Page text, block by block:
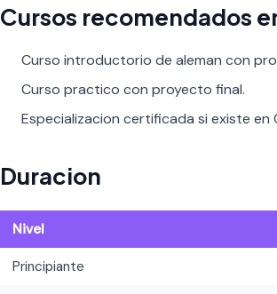
Cursos recomendados
Curso introductorio de aleman con
Curso practico con proyecto final.
Especializacion certificada si existe en
Duracion
Nivel
Principiante